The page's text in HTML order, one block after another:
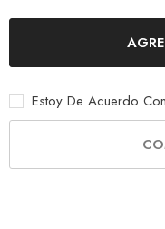
Estoy De Acuerdo